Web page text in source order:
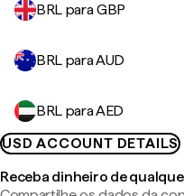
BRL para GBP
BRL para AUD
BRL para AED
USD ACCOUNT DETAILS
Receba dinheiro de